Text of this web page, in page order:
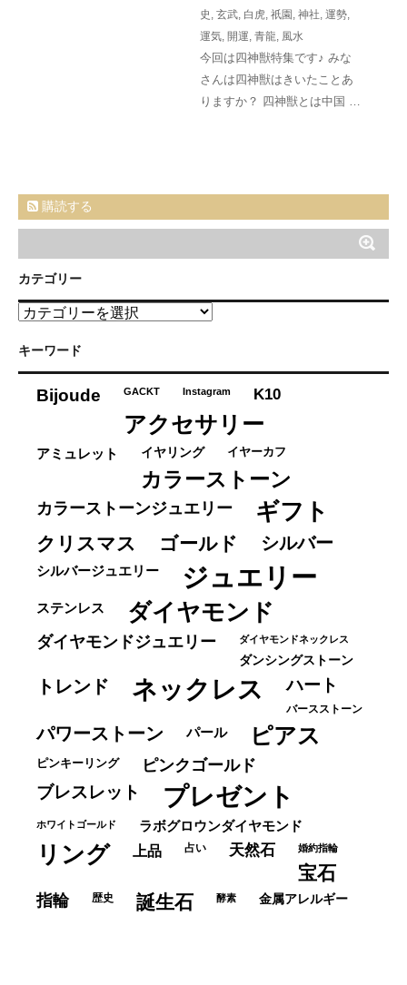
史 , 玄武, 白虎, 祇園, 神社, 運勢,
運気, 開運, 青龍, 風水
今回は四神獣特集です♪ みな
さんは四神獣はきいたことあ
りますか？ 四神獣とは中国 …
購読する
カテゴリー
カ
ゴ
キーワード
Bijoude GACKT Instagram K10
アクセサリー
アミュレット イヤリング イヤーカフ
カラーストーン
カラーストーンジュエリー ギフト
クリスマス ゴールド シルバー
シルバージュエリー ジュエリー
ステンレス ダイヤモンド
ダイヤモンドジュエリー ダイヤモンドネックレス
ダンシングストーン
トレンド ネックレス ハート
バースストーン
パワーストーン パール ピアス
ピンキーリング ピンクゴールド
ブレスレット プレゼント
ホワイトゴールド ラボグロウンダイヤモンド
リング 上品 占い 天然石 婚約指輪
宝石
指輪 歴史 誕生石 酵素 金属アレルギー